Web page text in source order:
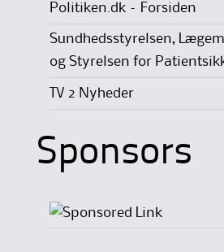
Politiken.dk – Forsiden
Sundhedsstyrelsen,
og Styrelsen for
TV 2 Nyheder
Sponsors